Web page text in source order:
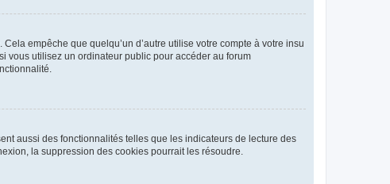
empêche que quelqu’un d’autre utilise votre compte à votre insu
vous utilisez un ordinateur public pour accéder au forum
aussi des fonctionnalités telles que les indicateurs de lecture des
la suppression des cookies pourrait les résoudre.